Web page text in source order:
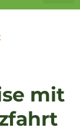
mit